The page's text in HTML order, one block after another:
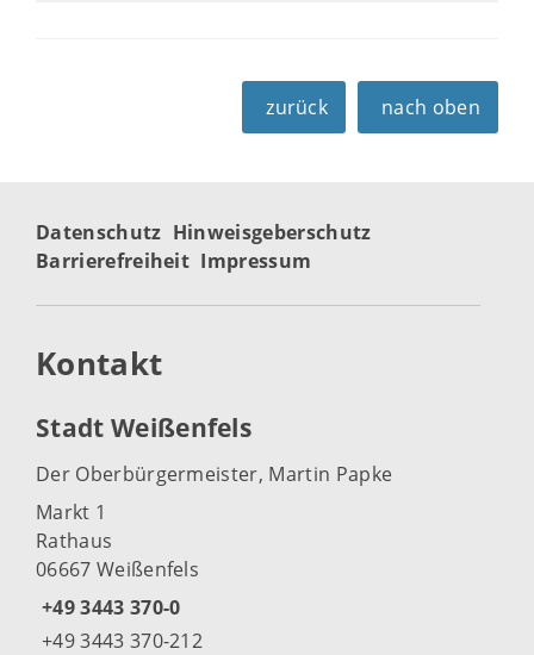
zurück nach oben
Datenschutz Hinweisgeberschutz
Barrierefreiheit Impressum
Kontakt
Stadt Weißenfels
Der Oberbürgermeister, Martin Papke
Markt 1
Rathaus
06667 Weißenfels
+49 3443 370-0
+49 3443 370-212